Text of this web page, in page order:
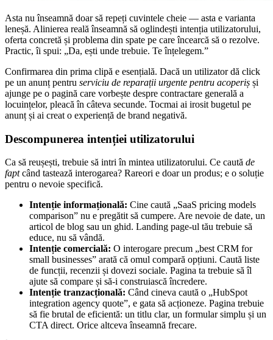
Asta nu înseamnă doar să repeți cuvintele cheie — asta e varianta
leneșă. Alinierea reală înseamnă să oglindești intenția utilizatorului,
oferta concretă și problema din spate pe care încearcă să o rezolve.
Practic, îi spui: „Da, ești unde trebuie. Te înțelegem.”
Confirmarea din prima clipă e esențială. Dacă un utilizator dă click
pe un anunț pentru serviciu de reparații urgente pentru acoperiș și
ajunge pe o pagină care vorbește despre contractare generală a
locuințelor, pleacă în câteva secunde. Tocmai ai irosit bugetul pe
anunț și ai creat o experiență de brand negativă.
Descompunerea intenției utilizatorului
Ca să reușești, trebuie să intri în mintea utilizatorului. Ce caută de
faptcând tastează interogarea? Rareori e doar un produs; e o soluție
pentru o nevoie specifică.
Intenție informațională: Cine caută „SaaS pricing models
comparison” nu e pregătit să cumpere. Are nevoie de date, un
articol de blog sau un ghid. Landing page-ul tău trebuie să
educe, nu să vândă.
Intenție comercială: O interogare precum „best CRM for
small businesses” arată că omul compară opțiuni. Caută liste
de funcții, recenzii și dovezi sociale. Pagina ta trebuie să îl
ajute să compare și să-i construiască încredere.
Intenție tranzacțională: Când cineva caută o „HubSpot
integration agency quote”, e gata să acționeze. Pagina trebuie
să fie brutal de eficientă: un titlu clar, un formular simplu și un
CTA direct. Orice altceva înseamnă frecare.